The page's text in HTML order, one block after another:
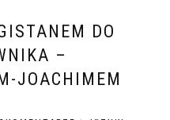
DO
–
JOACHIMEM